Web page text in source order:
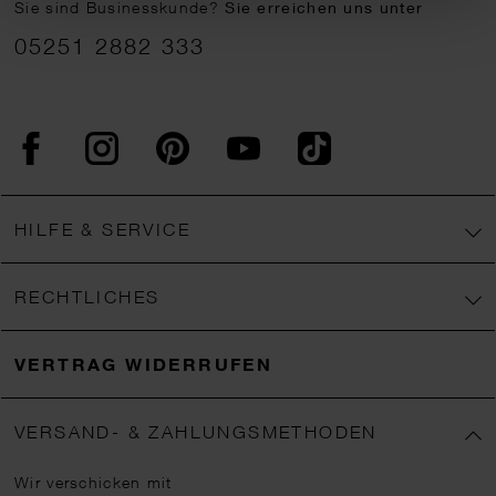
Sie sind Businesskunde?Sie erreichen uns unter
05251 2882 333
FacebookInstagram PinterestYouTubeTikTok
HILFE & SERVICE
RECHTLICHES
VERTRAG WIDERRUFEN
VERSAND- & ZAHLUNGSMETHODEN
Wir verschicken mit